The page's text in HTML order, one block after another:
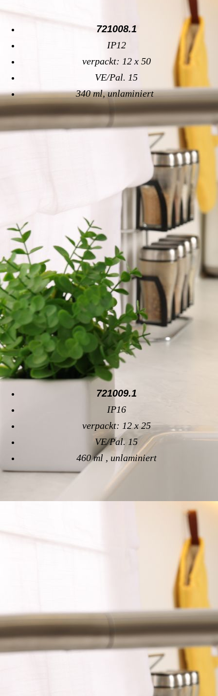
721008.1
IP12
verpackt: 12 x 50
VE/Pal. 15
340 ml, unlaminiert
721009.1
IP16
verpackt: 12 x 25
VE/Pal. 15
460 ml , unlaminiert